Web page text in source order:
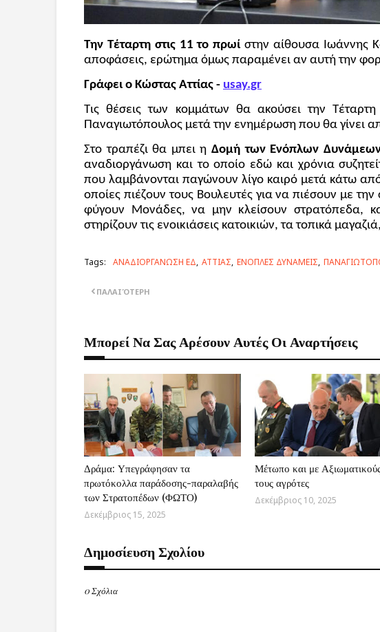
Την Τέταρτη στις 11 το πρωίστην αίθουσα Ιωάννης
αποφάσεις, ερώτημα όμως παραμένει αν αυτή την
Γράφει ο Κώστας Αττίας - usay.gr
Τις θέσεις των κομμάτων θα ακούσει την
Παναγιωτόπουλος μετά την ενημέρωση που θα γίνει
Στο τραπέζι θα μπει η Δομή των Ενόπλων
αναδιοργάνωση και το οποίο εδώ και χρόνια
που λαμβάνονται παγώνουν λίγο καιρό μετά κάτω
οποίες πιέζουν τους Βουλευτές για να πιέσουν με
φύγουν Μονάδες, να μην κλείσουν στρατόπεδα,
στηρίζουν τις ενοικιάσεις κατοικιών, τα τοπικά
Tags: ΑΝΑΔΙΟΡΓΑΝΩΣΗ ΕΔ ΑΤΤΙΑΣ ΕΝΟΠΛΕΣ ΔΥΝΑΜΕΙΣ
ΠΑΛΑΙΌΤΕΡΗ
Μπορεί Να Σας Αρέσουν Αυτές Οι Αναρτήσεις
Δράμα: Υπεγράφησαν τα
πρωτόκολλα παράδοσης-παραλαβής
των Στρατοπέδων (ΦΩΤΟ)
Δεκέμβριος 15, 2025
Μέτωπο και με
τους αγρότες
Δεκέμβριος 10, 2025
Δημοσίευση Σχολίου
0 Σχόλια